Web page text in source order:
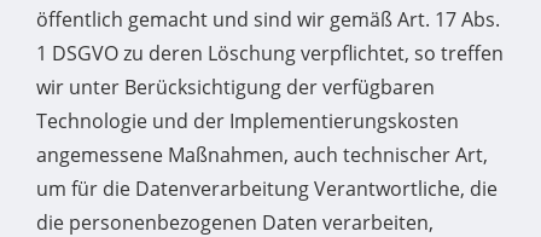
öffentlich gemacht und sind wir gemäß Art. 17 Abs.
1 DSGVO zu deren Löschung verpflichtet, so treffen
wir unter Berücksichtigung der verfügbaren
Technologie und der Implementierungskosten
angemessene Maßnahmen, auch technischer Art,
um für die Datenverarbeitung Verantwortliche, die
die personenbezogenen Daten verarbeiten,